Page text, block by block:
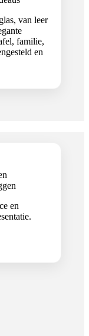
van leer
familie,
en
en